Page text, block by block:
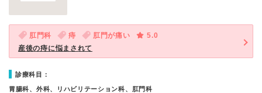
肛門科 痔 肛門が痛い
5.0
産後の痔に悩まされて
診療科目：
胃腸科、外科、リハビリテーション科、肛門科